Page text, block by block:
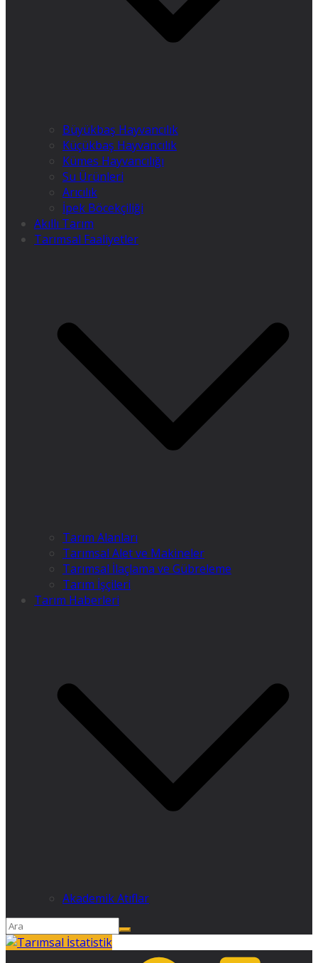
Büyükbaş Hayvancılık
Küçükbaş Hayvancılık
Kümes Hayvancılığı
Su Ürünleri
Arıcılık
İpek Böcekçiliği
Akıllı Tarım
Tarımsal Faaliyetler
Tarım Alanları
Tarımsal Alet ve Makineler
Tarımsal İlaçlama ve Gübreleme
Tarım İşçileri
Tarım Haberleri
Akademik Atıflar